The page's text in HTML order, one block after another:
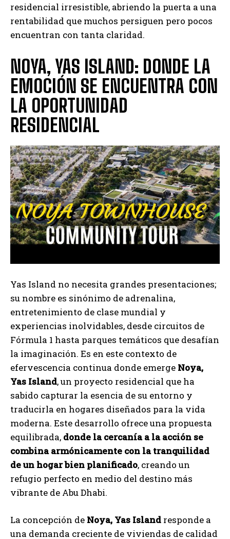
residencial irresistible, abriendo la puerta a una
rentabilidad que muchos persiguen pero pocos
encuentran con tanta claridad.
NOYA, YAS ISLAND: DONDE LA
EMOCIÓN SE ENCUENTRA CON
LA OPORTUNIDAD
RESIDENCIAL
Yas Island no necesita grandes presentaciones;
su nombre es sinónimo de adrenalina,
entretenimiento de clase mundial y
experiencias inolvidables, desde circuitos de
Fórmula 1 hasta parques temáticos que desafían
la imaginación. Es en este contexto de
efervescencia continua donde emerge Noya,
Yas Island, un proyecto residencial que ha
sabido capturar la esencia de su entorno y
traducirla en hogares diseñados para la vida
moderna. Este desarrollo ofrece una propuesta
equilibrada, donde la cercanía a la acción se
combina armónicamente con la tranquilidad
de un hogar bien planificado, creando un
refugio perfecto en medio del destino más
vibrante de Abu Dhabi.
La concepción de Noya, Yas Island responde a
una demanda creciente de viviendas de calidad